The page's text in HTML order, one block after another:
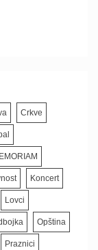
Crkve
Koncert
Lovci
Opština
Praznici